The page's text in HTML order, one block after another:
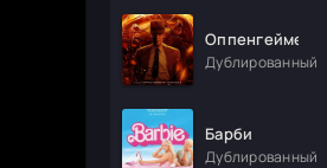
Оппенгеймер
Дублированный
Барби
Дублированный